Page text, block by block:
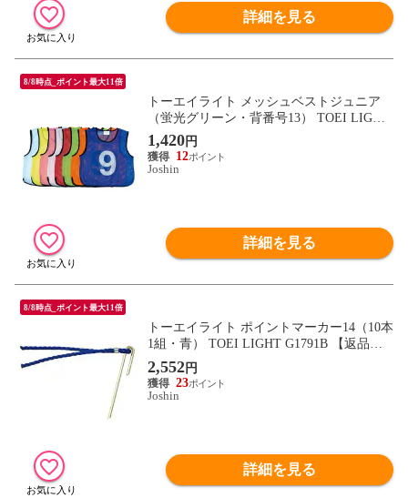
詳細を見る
8/8時点_ポイント最大11倍
トーエイライト メッシュベストジュニア
（蛍光グリーン・背番号13） TOEI LIGHT
B6324G13 【返品種別A】
1,420円
12
Joshin
詳細を見る
8/8時点_ポイント最大11倍
トーエイライト ポイントマーカー14（10本
1組・青） TOEI LIGHT G1791B 【返品種
別A】
2,552円
23
Joshin
詳細を見る